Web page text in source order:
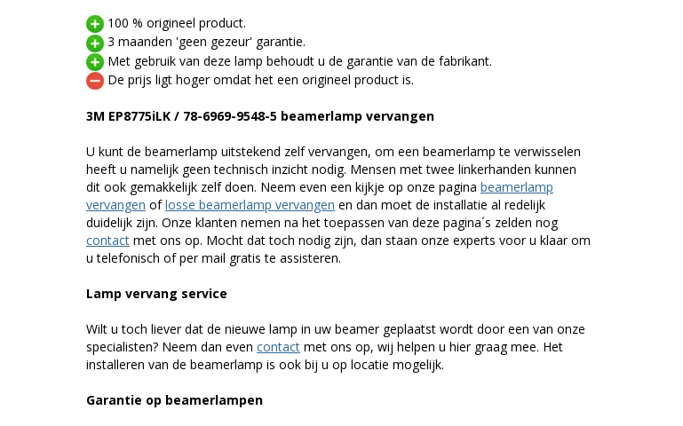
100 % origineel product.
3 maanden 'geen gezeur' garantie.
Met gebruik van deze lamp behoudt u de garantie van de fabrikant.
De prijs ligt hoger omdat het een origineel product is.
3M EP8775iLK / 78-6969-9548-5 beamerlamp vervangen
U kunt de beamerlamp uitstekend zelf vervangen, om een beamerlamp te verwisselen
heeft u namelijk geen technisch inzicht nodig. Mensen met twee linkerhanden kunnen
dit ook gemakkelijk zelf doen. Neem even een kijkje op onze pagina beamerlamp
vervangen oflosse beamerlamp vervangen en dan moet de installatie al redelijk
duidelijk zijn. Onze klanten nemen na het toepassen van deze pagina´s zelden nog
contact met ons op. Mocht dat toch nodig zijn, dan staan onze experts voor u klaar om
u telefonisch of per mail gratis te assisteren.
Lamp vervang service
Wilt u toch liever dat de nieuwe lamp in uw beamer geplaatst wordt door een van onze
specialisten? Neem dan even contact met ons op, wij helpen u hier graag mee. Het
installeren van de beamerlamp is ook bij u op locatie mogelijk.
Garantie op beamerlampen